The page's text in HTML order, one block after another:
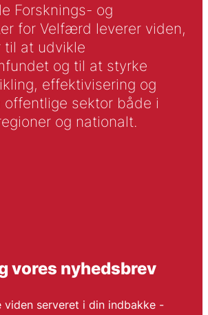
Forsknings- og
for Velfærd leverer viden,
til at udvikle
og til at styrke
effektivisering og
offentlige sektor både i
og nationalt.
vores nyhedsbrev
viden serveret i din indbakke -